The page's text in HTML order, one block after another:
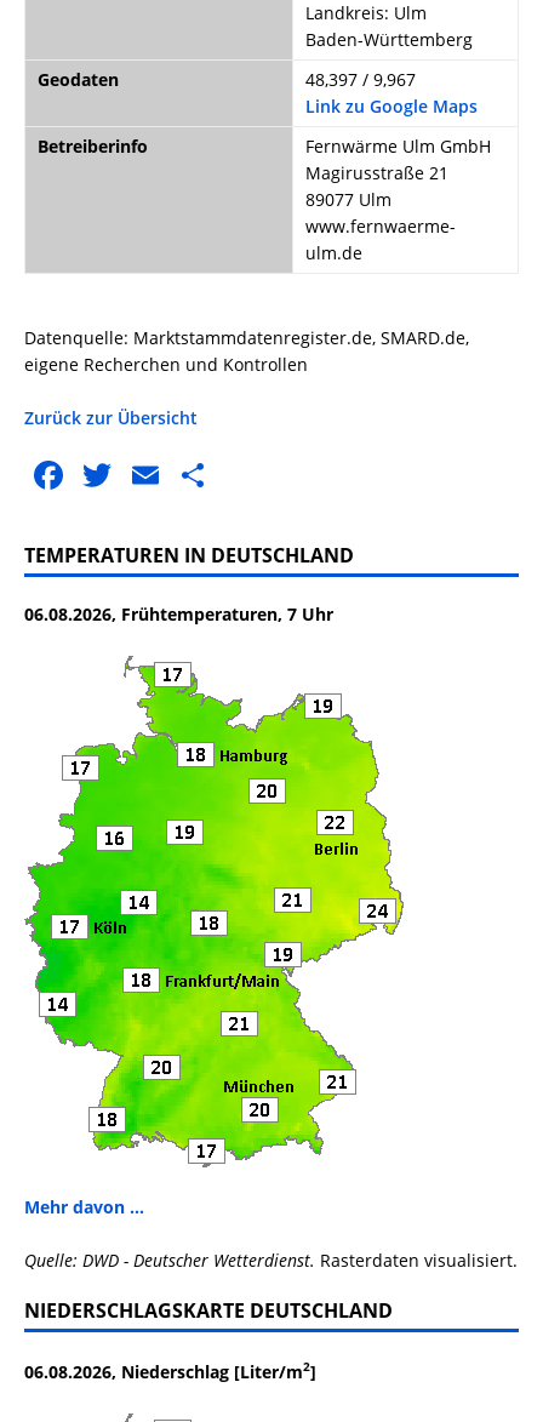
Landkreis: Ulm
Baden-Württemberg
Geodaten
48,397 / 9,967
Link zu Google Maps
Betreiberinfo
Fernwärme Ulm GmbH
Magirusstraße 21
89077 Ulm
www.fernwaerme-
ulm.de
Datenquelle: Marktstammdatenregister.de, SMARD.de,
eigene Recherchen und Kontrollen
Zurück zur Übersicht
F
c
e
b
k
T
it
te
r
E
ai
l
le
n
TEMPERATUREN IN DEUTSCHLAND
06.08.2026, Frühtemperaturen, 7 Uhr
Mehr davon ...
Quelle: DWD - Deutscher Wetterdienst. Rasterdaten visualisiert.
NIEDERSCHLAGSKARTE DEUTSCHLAND
06.08.2026, Niederschlag [Liter/m2]